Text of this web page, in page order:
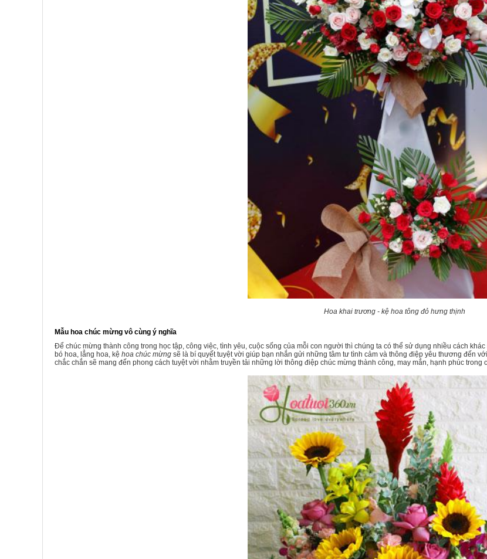
Hoa khai trương - kệ hoa tông đỏ hưng thịnh
Mẫu hoa chúc mừng vô cùng ý nghĩa
Để chúc mừng thành công trong học tập, công việc, tình yêu, cuộc sống của mỗi con người thì chúng ta có thể sử dụng nhiều cách
bó hoa, lẳng hoa, kệ hoa chúc mừng sẽ là bí quyết tuyệt vời giúp bạn nhắn gửi những tâm tư tình cảm và thông điệp yêu thương đến
chắc chắn sẽ mang đến phong cách tuyệt vời nhằm truyền tải những lời thông điệp chúc mừng thành công, may mắn, hạnh phúc